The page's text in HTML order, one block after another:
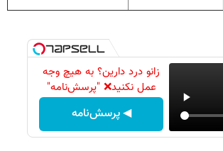
زانو درد دارین؟ به هیچ وجه
عمل نکنید❌ "پرسش‌نامه"
◀ پرسش‌نامه